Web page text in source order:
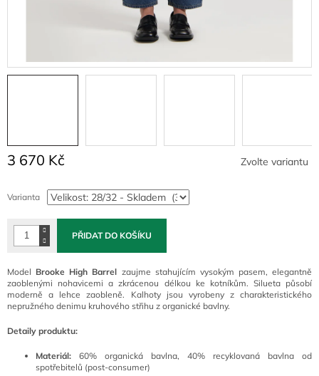
3 670 Kč
cena:
Zvolte variantu
Varianta
PŘIDAT DO KOŠÍKU
Model Brooke High Barrel zaujme stahujícím vysokým pasem, elegantně
zaoblenými nohavicemi a zkrácenou délkou ke kotníkům. Silueta působí
moderně a lehce zaobleně. Kalhoty jsou vyrobeny z charakteristického
nepružného denimu kruhového střihu z organické bavlny.
Detaily produktu:
Materiál: 60% organická bavlna, 40% recyklovaná bavlna od
spotřebitelů (post-consumer)